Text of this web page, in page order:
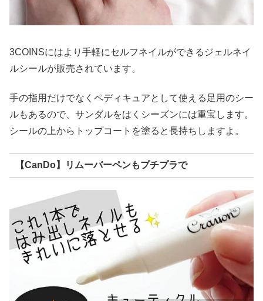
3COINSにはより手軽にセルフネイルができるジェルネイ
ルシールが販売されています。
手の指用だけでなくペディキュアとして使える足用のシー
ルもあるので、サンダルをはくシーズンには重宝します。
シールの上からトップコートを塗ると長持ちしますよ。
【CanDo】リムーバーペンもプチプラで